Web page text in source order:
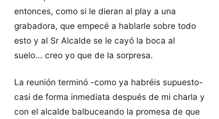
entonces, como si le dieran al play a una
grabadora, que empecé a hablarle sobre todo
esto y al Sr Alcalde se le cayó la boca al
suelo... creo yo que de la sorpresa.
La reunión terminó -como ya habréis supuesto-
casi de forma inmediata después de mi charla y
con el alcalde balbuceando la promesa de que